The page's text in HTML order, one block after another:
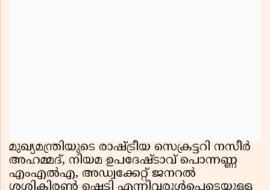
മുഖ്യമന്ത്രിയുടെ രാഷ്ട്രീയ സെക്രട്ടറി നസീർ
അഹമ്മദ്, നിയമ ഉപദേഷ്ടാവ് പൊന്നണ്ണ
എംഎൽഎ, അഡ്വക്കേറ്റ് ജനറൽ